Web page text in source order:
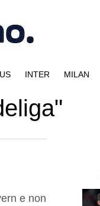
INTER MILAN
e non